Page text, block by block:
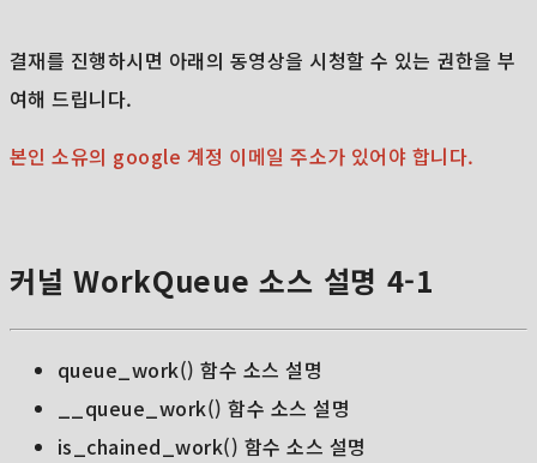
결재를 진행하시면 아래의 동영상을 시청할 수 있는 권한을 부
여해 드립니다.
본인 소유의 google 계정 이메일 주소가 있어야 합니다.
커널 WorkQueue 소스 설명 4-1
queue_work() 함수 소스 설명
__queue_work() 함수 소스 설명
is_chained_work() 함수 소스 설명